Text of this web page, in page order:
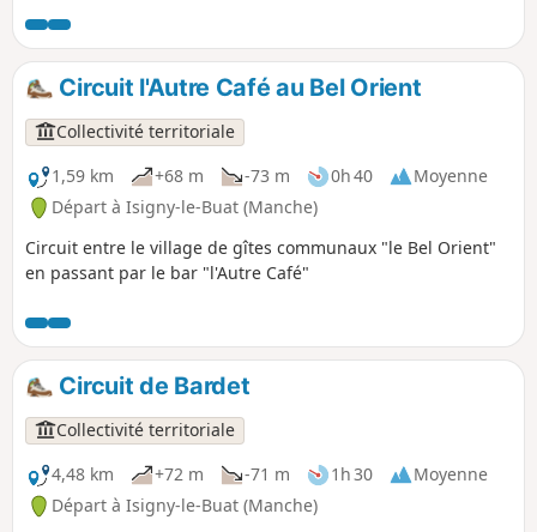
saveur salé à l'herbe, nourriture
essentielle des moutons ! En plus, après
la traversée de la charmante bourgade
de Val-Saint-Père, l'œil est rempli par la
majesté du Mont-Saint-Michel qui se
dresse à l'Ouest entre la Pointe du
Grouin du Sud, à droite, et la Pointe de
Roche Torin, à gauche.
Circuit l'Autre Café au Bel Orient
Collectivité territoriale
1,59 km
+68 m -73 m 0h 40
Moyenne
Départ à Isigny-le-Buat (Manche)
Circuit entre le village de gîtes communaux "le Bel Orient"
en passant par le bar "l'Autre Café"
Circuit de Bardet
Collectivité territoriale
4,48 km
+72 m -71 m 1h 30
Moyenne
Départ à Isigny-le-Buat (Manche)